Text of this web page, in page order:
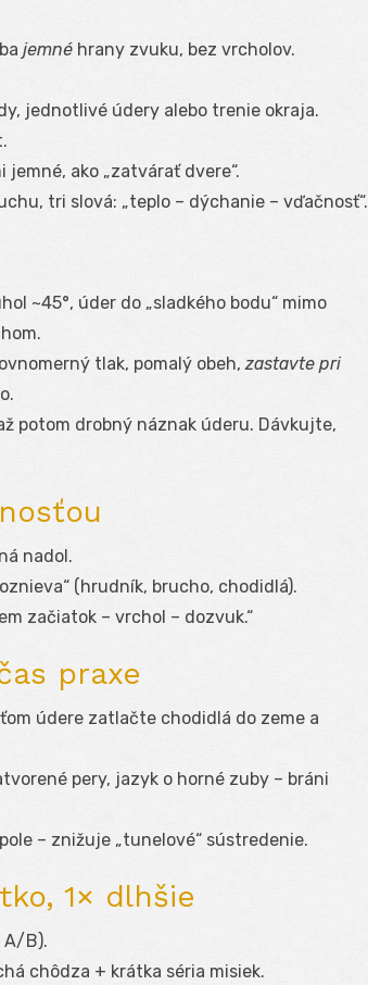
jemné hrany zvuku, bez vrcholov.
jednotlivé údery alebo trenie okraja.
jemné, ako „zatvárať dvere“.
tri slová: „teplo – dýchanie – vďačnosť“.
~45°, úder do „sladkého bodu“ mimo
tlak, pomalý obeh,zastavte pri
potom drobný náznak úderu. Dávkujte,
nadol.
(hrudník, brucho, chodidlá).
začiatok – vrchol – dozvuk.“
praxe
údere zatlačte chodidlá do zeme a
pery, jazyk o horné zuby – bráni
– znižuje „tunelové“ sústredenie.
1× dlhšie
A/B).
chôdza + krátka séria misiek.